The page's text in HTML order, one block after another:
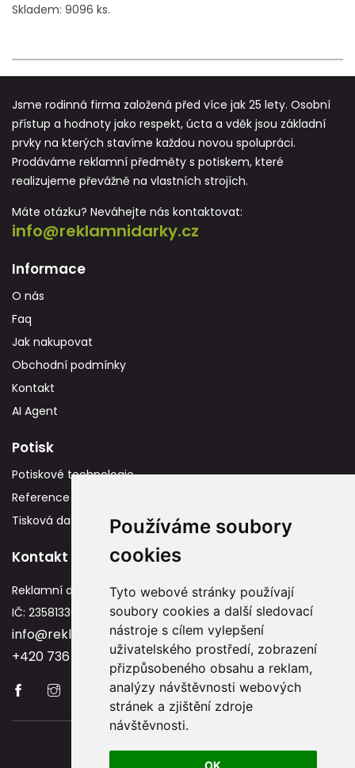
Používáme soubory
cookies
Tyto webové stránky používají
soubory cookies a další sledovací
nástroje s cílem vylepšení
uživatelského prostředí, zobrazení
přizpůsobeného obsahu a reklam,
analýzy návštěvnosti webových
stránek a zjištění zdroje
návštěvnosti.
OK
Skladem: 9096 ks.
Jsme rodinná firma založená před více jak 25 lety. Osobní
přístup a hodnoty jako respekt, úcta a vděk jsou základní
prvky na kterých stavíme každou novou spolupráci.
Prodáváme reklamní předměty s potiskem, které
realizujeme převážně na vlastních strojích.
Máte otázku? Neváhejte nás kontaktovat:
info@reklamnidarky.cz
Informace
O nás
Faq
Jak nakupovat
Obchodní podmínky
Kontakt
AI Agent
Potisk
Potiskové technologie
Reference
Tisková data
Kontakt
Reklamní dárky
IČ: 23581336
info@reklamnidarky.cz
+420 736 787 715